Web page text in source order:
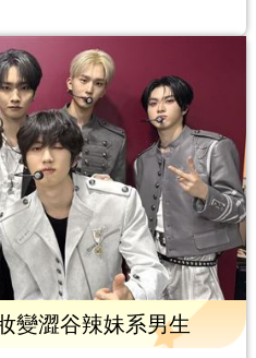
變澀谷辣妹系男生